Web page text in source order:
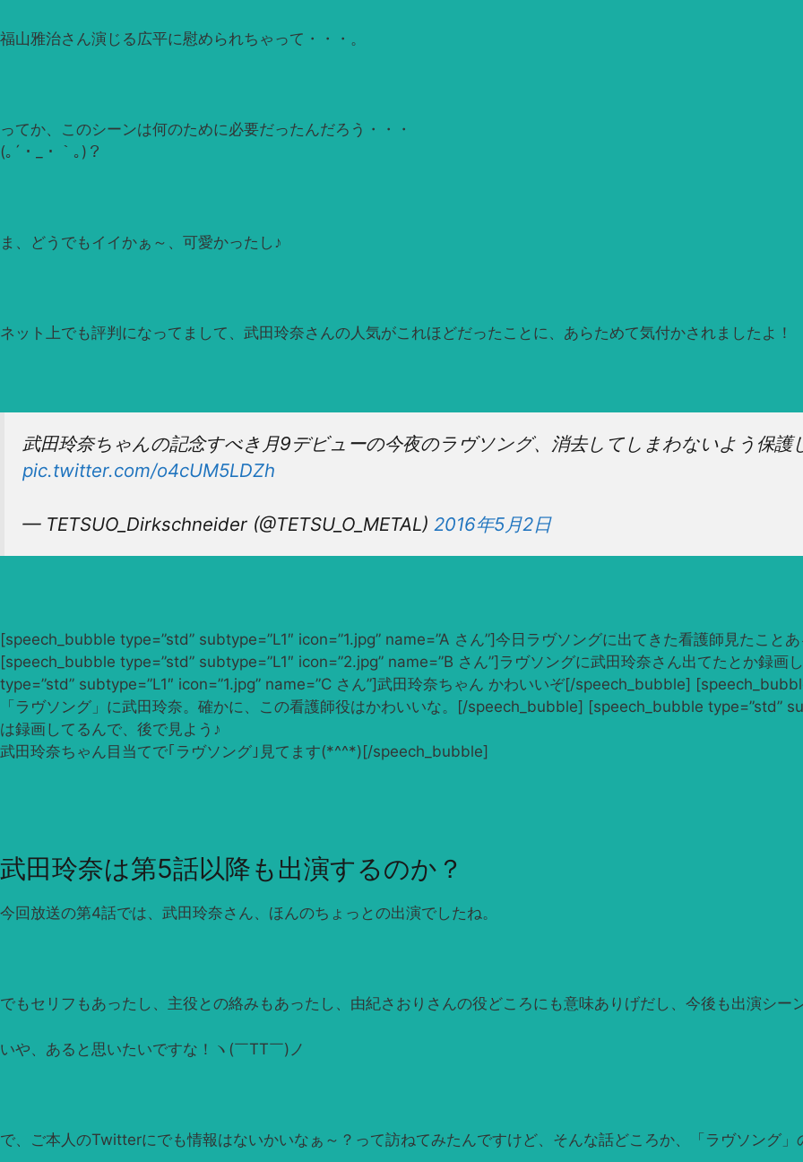
福山雅治さん演じる広平に慰められちゃって・・・。
ってか、このシーンは何のために必要だったんだろう・・・
(｡´・_・｀｡)？
ま、どうでもイイかぁ～、可愛かったし♪
ネット上でも評判になってまして、武田玲奈さんの人気がこれほどだったことに、あらためて気付かされましたよ！
武田玲奈ちゃんの記念すべき月9デビューの今夜のラヴソング、消去してしまわないよう保護
pic.twitter.com/o4cUM5LDZh
— TETSUO_Dirkschneider (@TETSU_O_METAL) 2016年5月2日
[speech_bubble type=”std” subtype=”L1″ icon=”1.jpg” name=”A さん”]今日ラヴソングに出てきた看護師見たこ
[speech_bubble type=”std” subtype=”L1″ icon=”2.jpg” name=”B さん”]ラヴソングに武田玲奈さん出てたとか録
type=”std” subtype=”L1″ icon=”1.jpg” name=”C さん”]武田玲奈ちゃん かわいいぞ[/speech_bubble]
「ラヴソング」に武田玲奈。確かに、この看護師役はかわいいな。[/speech_bubble] [speech_bubble type=”std”
は録画してるんで、後で見よう♪
武田玲奈ちゃん目当てで｢ラヴソング｣見てます(*^^*)[/speech_bubble]
武田玲奈は第5話以降も出演するのか？
今回放送の第4話では、武田玲奈さん、ほんのちょっとの出演でしたね。
でもセリフもあったし、主役との絡みもあったし、由紀さおりさんの役どころにも意味ありげだし、今後も出演シー
いや、あると思いたいですな！ヽ(￣TT￣)ノ
で、ご本人のTwitterにでも情報はないかいなぁ～？って訪ねてみたんですけど、そんな話どころか、「ラヴソング